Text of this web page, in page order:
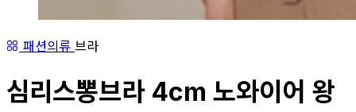
패션의류 브라
심리스뽕브라 4cm 노와이어 왕